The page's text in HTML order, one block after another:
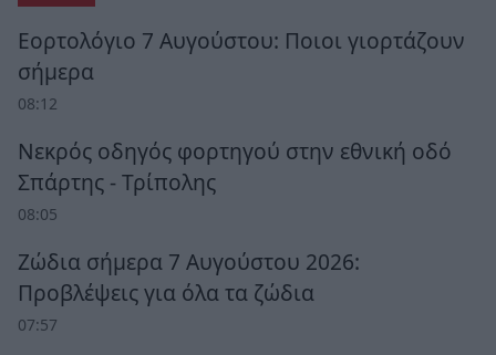
Εορτολόγιο 7 Αυγούστου: Ποιοι γιορτάζουν
σήμερα
08:12
Νεκρός οδηγός φορτηγού στην εθνική οδό
Σπάρτης - Τρίπολης
08:05
Ζώδια σήμερα 7 Αυγούστου 2026:
Προβλέψεις για όλα τα ζώδια
07:57